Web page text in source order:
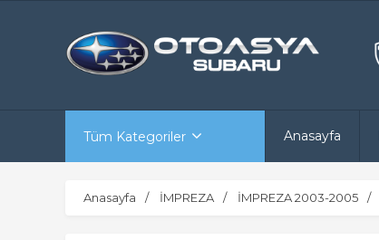
Tüm Kategoriler Anasayfa
Anasayfa İMPREZA İMPREZA 2003-2005